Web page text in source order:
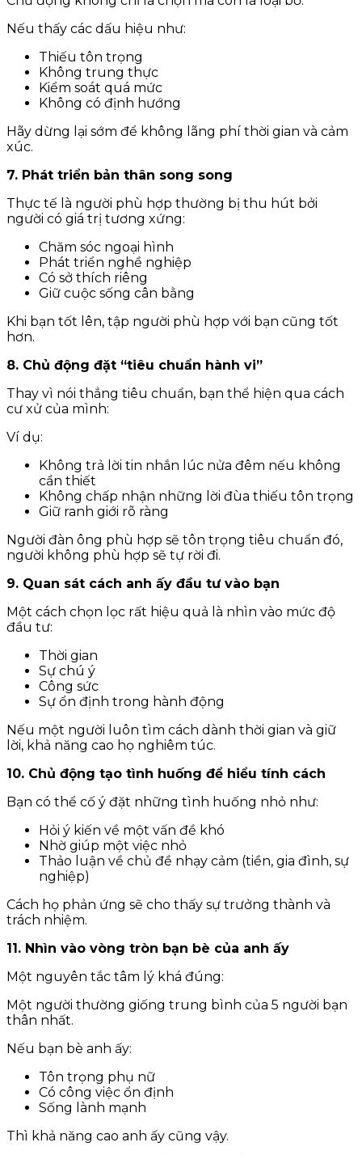
Nếu thấy các dấu hiệu như:
Thiếu tôn trọng
Không trung thực
Kiểm soát quá mức
Không có định hướng
Hãy dừng lại sớm để không lãng phí thời gian và cảm
xúc.
7. Phát triển bản thân song song
Thực tế là người phù hợp thường bị thu hút bởi
người có giá trị tương xứng:
Chăm sóc ngoại hình
Phát triển nghề nghiệp
Có sở thích riêng
Giữ cuộc sống cân bằng
Khi bạn tốt lên, tập người phù hợp với bạn cũng tốt
hơn.
8. Chủ động đặt “tiêu chuẩn hành vi”
Thay vì nói thẳng tiêu chuẩn, bạn thể hiện qua cách
cư xử của mình:
Ví dụ:
Không trả lời tin nhắn lúc nửa đêm nếu không
cần thiết
Không chấp nhận những lời đùa thiếu tôn trọng
Giữ ranh giới rõ ràng
Người đàn ông phù hợp sẽ tôn trọng tiêu chuẩn đó,
người không phù hợp sẽ tự rời đi.
9. Quan sát cách anh ấy đầu tư vào bạn
Một cách chọn lọc rất hiệu quả là nhìn vào mức độ
đầu tư:
Thời gian
Sự chú ý
Công sức
Sự ổn định trong hành động
Nếu một người luôn tìm cách dành thời gian và giữ
lời, khả năng cao họ nghiêm túc.
10. Chủ động tạo tình huống để hiểu tính cách
Bạn có thể cố ý đặt những tình huống nhỏ như:
Hỏi ý kiến về một vấn đề khó
Nhờ giúp một việc nhỏ
Thảo luận về chủ đề nhạy cảm (tiền, gia đình, sự
nghiệp)
Cách họ phản ứng sẽ cho thấy sự trưởng thành và
trách nhiệm.
11. Nhìn vào vòng tròn bạn bè của anh ấy
Một nguyên tắc tâm lý khá đúng:
Một người thường giống trung bình của 5 người bạn
thân nhất.
Nếu bạn bè anh ấy:
Tôn trọng phụ nữ
Có công việc ổn định
Sống lành mạnh
Thì khả năng cao anh ấy cũng vậy.